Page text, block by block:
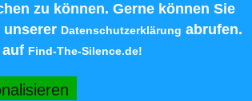
zu können. Gerne können Sie
unserer Datenschutzerklärung abrufen.
Find-The-Silence.de!